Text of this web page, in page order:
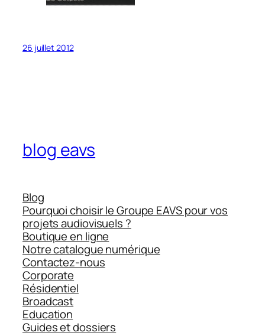
26 juillet 2012
blog eavs
Blog
Pourquoi choisir le Groupe EAVS pour vos
projets audiovisuels ?
Boutique en ligne
Notre catalogue numérique
Contactez-nous
Corporate
Résidentiel
Broadcast
Education
Guides et dossiers